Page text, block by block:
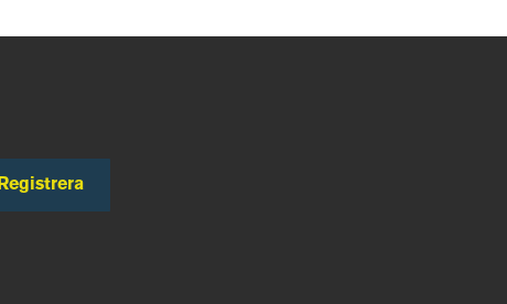
Registrera